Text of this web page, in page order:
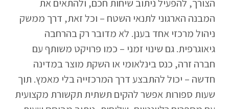
הצורך, להפעיל ניתוב שיחות חכם, ולהתאים את
המבנה הארגוני לתנאי השטח – וכל זאת, דרך ממשק
ניהול מרכזי אחד בענן. לא מדובר רק בהרחבה
גיאוגרפית. גם שינוי זמני – כמו פרויקט משותף עם
חברה זרה, כנס בינלאומי או השקת מוצר במדינה
חדשה – יכול להתבצע דרך המרכזייה בלי מאמץ. תוך
שעות ספורות אפשר להקים תשתית תקשורת מקצועית